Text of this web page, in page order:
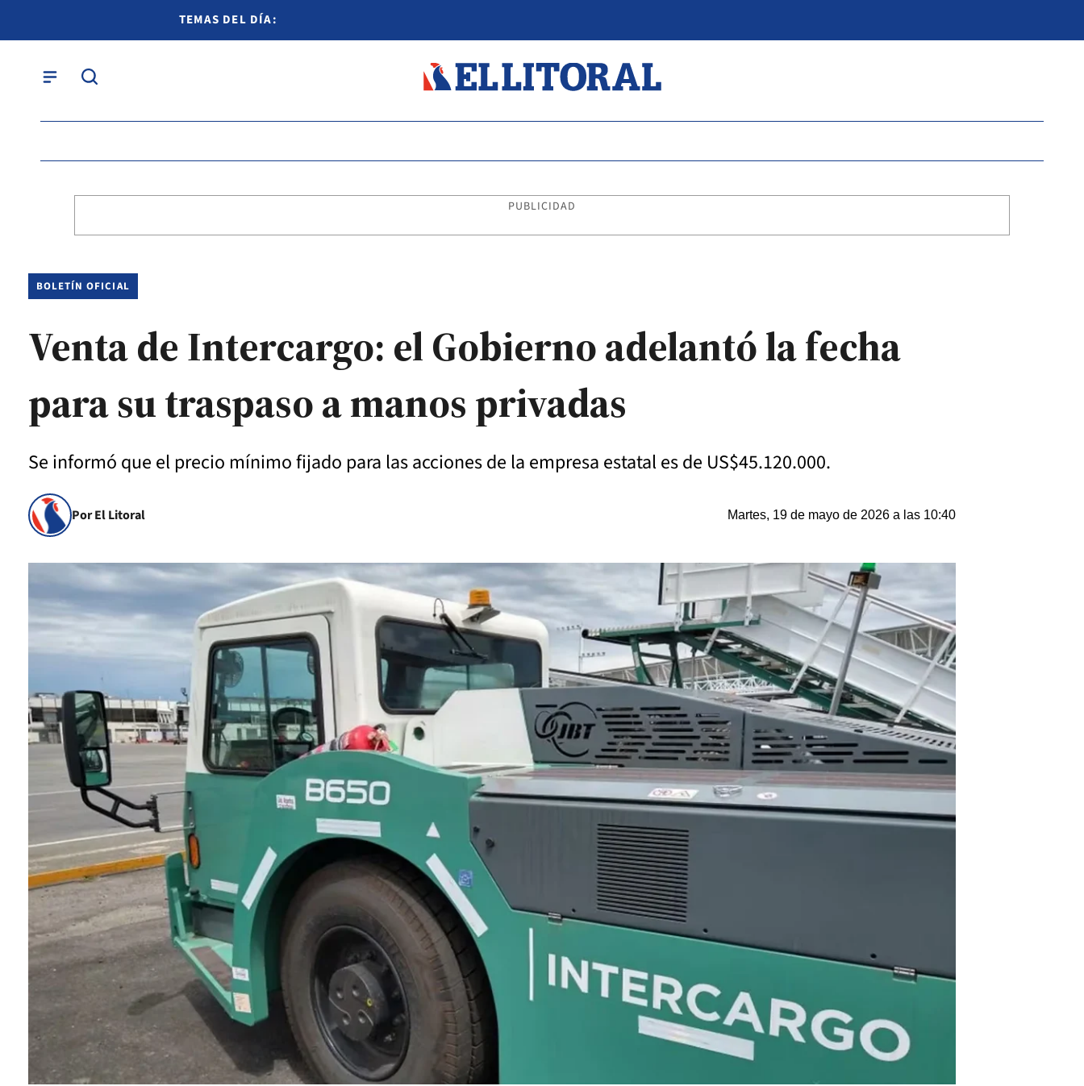
TEMAS DEL DÍA:
PUBLICIDAD
BOLETÍN OFICIAL
Venta de Intercargo: el Gobierno adelantó la fecha
para su traspaso a manos privadas
Se informó que el precio mínimo fijado para las acciones de la empresa estatal es de US$45.120.000.
Por El Litoral Martes, 19 de mayo de 2026 a las 10:40